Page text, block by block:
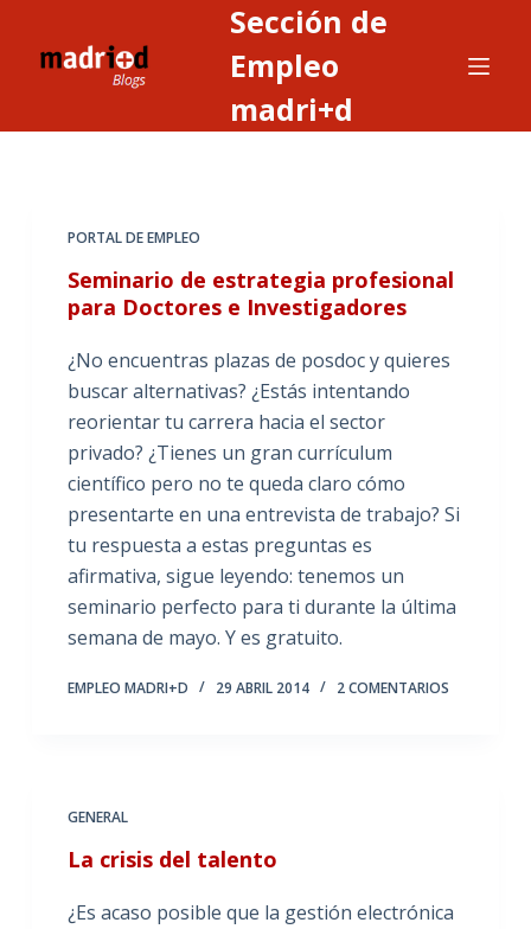
Sección de
Empleo
madri+d
PORTAL DE EMPLEO
Seminario de estrategia profesional
para Doctores e Investigadores
¿No encuentras plazas de posdoc y quieres
buscar alternativas? ¿Estás intentando
reorientar tu carrera hacia el sector
privado? ¿Tienes un gran currículum
científico pero no te queda claro cómo
presentarte en una entrevista de trabajo? Si
tu respuesta a estas preguntas es
afirmativa, sigue leyendo: tenemos un
seminario perfecto para ti durante la última
semana de mayo. Y es gratuito.
EMPLEO MADRI+D 29 ABRIL 2014 2 COMENTARIOS
GENERAL
La crisis del talento
¿Es acaso posible que la gestión electrónica